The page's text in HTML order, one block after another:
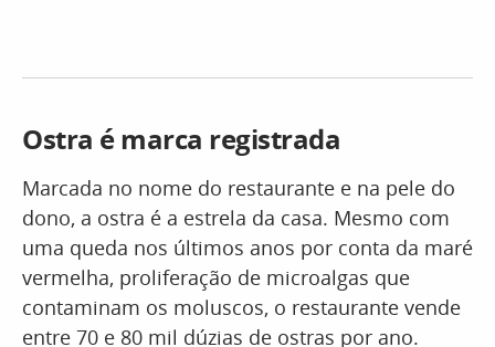
Ostra é marca registrada
Marcada no nome do restaurante e na pele do
dono, a ostra é a estrela da casa. Mesmo com
uma queda nos últimos anos por conta da maré
vermelha, proliferação de microalgas que
contaminam os moluscos, o restaurante vende
entre 70 e 80 mil dúzias de ostras por ano.